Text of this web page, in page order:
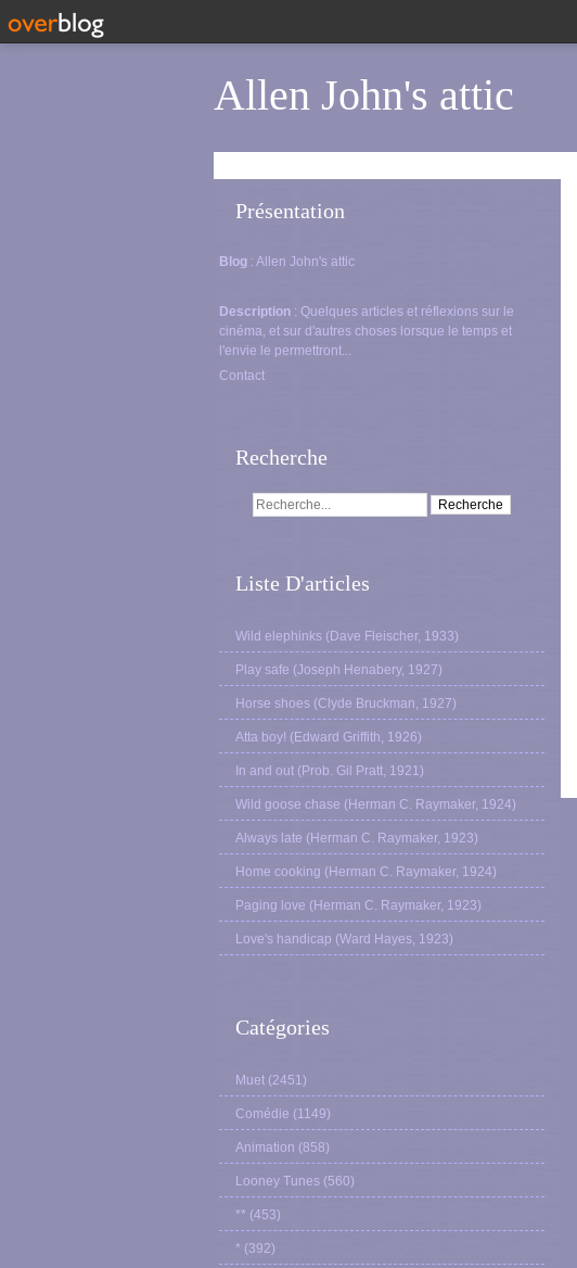
Allen John's attic
Présentation
Blog : Allen John's attic
Description : Quelques articles et réflexions sur le
cinéma, et sur d'autres choses lorsque le temps et
l'envie le permettront...
Contact
Recherche
Liste D'articles
Wild elephinks (Dave Fleischer, 1933)
Play safe (Joseph Henabery, 1927)
Horse shoes (Clyde Bruckman, 1927)
Atta boy! (Edward Griffith, 1926)
In and out (Prob. Gil Pratt, 1921)
Wild goose chase (Herman C. Raymaker, 1924)
Always late (Herman C. Raymaker, 1923)
Home cooking (Herman C. Raymaker, 1924)
Paging love (Herman C. Raymaker, 1923)
Love's handicap (Ward Hayes, 1923)
Catégories
Muet (2451)
Comédie (1149)
Animation (858)
Looney Tunes (560)
** (453)
* (392)